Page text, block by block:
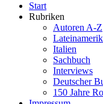
Start
Rubriken
Autoren A-Z
Italien
Sachbuch
Interviews
Deutscher
150 Jahre